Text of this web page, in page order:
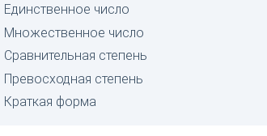
Единственное число
Множественное число
Сравнительная степень
Превосходная степень
Краткая форма